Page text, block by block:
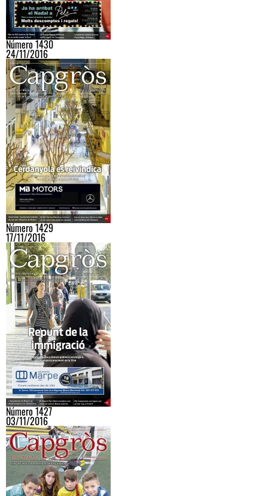
Número 1430
24/11/2016
Número 1429
17/11/2016
Número 1427
03/11/2016